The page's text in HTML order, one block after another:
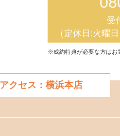
受
（定休日:火曜
※成約特典が必要な方はお
アクセス：横浜本店